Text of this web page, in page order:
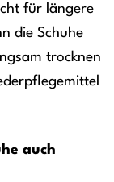
für längere
die Schuhe
trocknen
auch